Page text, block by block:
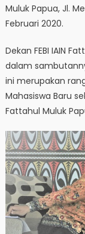
Muluk Papua, Jl.
Februari 2020.
Dekan FEBI IAIN
dalam
ini merupakan
Mahasiswa Baru
Fattahul Muluk